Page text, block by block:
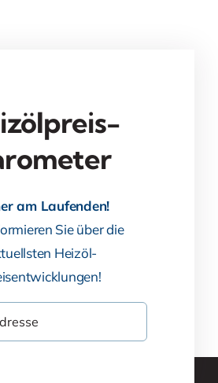
am Laufenden!
Sie über die
Heizöl-